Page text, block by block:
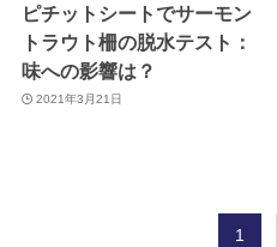
ピチットシートでサーモン
トラウト柵の脱水テスト：
味への影響は？
2021年3月21日
1